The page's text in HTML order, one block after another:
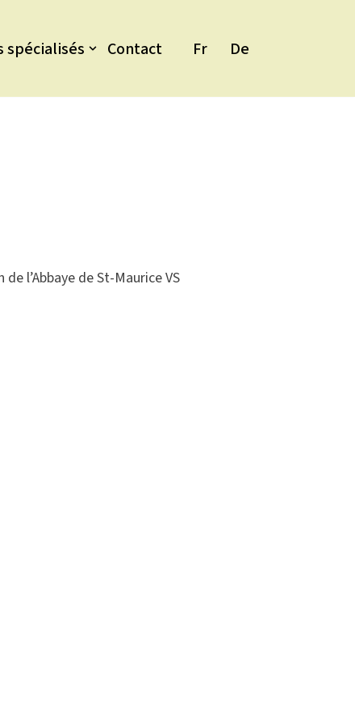
spécialisés Contact Fr De
de l’Abbaye de St-Maurice VS